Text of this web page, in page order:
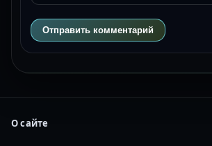
Отправить комментарий
О сайте